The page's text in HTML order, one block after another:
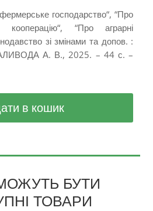
господарство“, “Про
кооперацію“, “Про аграрні
зі змінами та допов. :
А. В., 2025. – 44 с. –
в кошик
БУТИ
ТОВАРИ